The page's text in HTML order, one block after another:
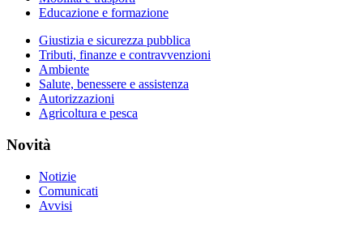
Educazione e formazione
Giustizia e sicurezza pubblica
Tributi, finanze e contravvenzioni
Ambiente
Salute, benessere e assistenza
Autorizzazioni
Agricoltura e pesca
Novità
Notizie
Comunicati
Avvisi